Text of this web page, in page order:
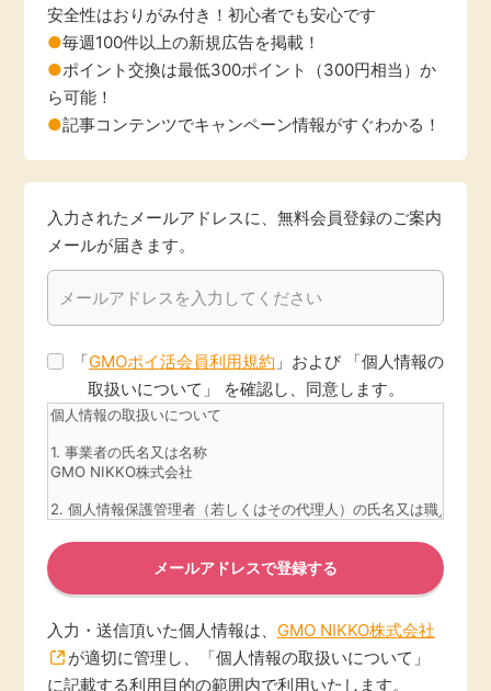
安全性はおりがみ付き！初心者でも安心です
毎週100件以上の新規広告を掲載！
ポイント交換は最低300ポイント（300円相当）か
ら可能！
記事コンテンツでキャンペーン情報がすぐわかる！
入力されたメールアドレスに、無料会員登録のご案内
メールが届きます。
「GMOポイ活会員利用規約 」および 「個人情報の
取扱いについて」 を確認し、同意します。
メールアドレスで登録する
入力・送信頂いた個人情報は、 GMO NIKKO株式会社
が適切に管理し、「個人情報の取扱いについて」
に記載する利用目的の範囲内で利用いたします。